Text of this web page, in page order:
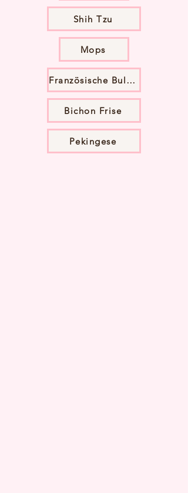
Shih Tzu
Mops
Französische Bulldogge
Bichon Frise
Pekingese